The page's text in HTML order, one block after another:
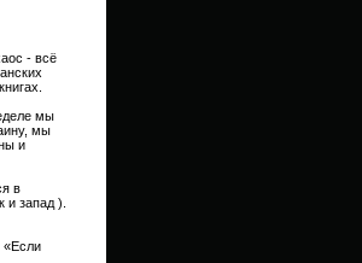
- всё
мы
мы
и
в
запад ).
«Если